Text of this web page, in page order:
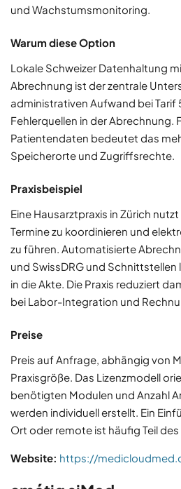
und Wachstumsmonitoring.
Warum diese Option
Lokale Schweizer Datenhaltung
Abrechnung ist der zentrale
administrativen Aufwand bei Tarif
Fehlerquellen in der Abrechnung.
Patientendaten bedeutet das
Speicherorte und Zugriffsrechte.
Praxisbeispiel
Eine Hausarztpraxis in Zürich
Termine zu koordinieren und
zu führen. Automatisierte
und SwissDRG und
in die Akte. Die Praxis reduziert
bei Labor-Integration und
Preise
Preis auf Anfrage, abhängig von
Praxisgröße. Das Lizenzmodell
benötigten Modulen und Anzahl
werden individuell erstellt. Ein
Ort oder remote ist häufig Teil des
Website: https://